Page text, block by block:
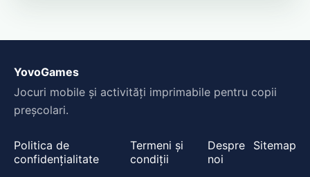
YovoGames
Jocuri mobile și activități imprimabile pentru copii
preșcolari.
Politica de
confidențialitate
Termeni și
condiții
Despre
noi
Sitemap